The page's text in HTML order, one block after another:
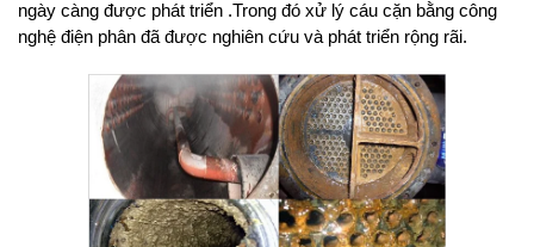
ngày càng được phát triển .Trong đó xử lý cáu cặn bằng công
nghệ điện phân đã được nghiên cứu và phát triển rộng rãi.